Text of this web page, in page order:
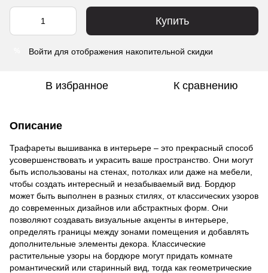
Купить
Войти для отображения накопительной скидки
В избранное К сравнению
Описание
Трафареты вышиванка в интерьере – это прекрасный способ
усовершенствовать и украсить ваше пространство. Они могут
быть использованы на стенах, потолках или даже на мебели,
чтобы создать интересный и незабываемый вид. Бордюр
может быть выполнен в разных стилях, от классических узоров
до современных дизайнов или абстрактных форм. Они
позволяют создавать визуальные акценты в интерьере,
определять границы между зонами помещения и добавлять
дополнительные элементы декора. Классические
растительные узоры на бордюре могут придать комнате
романтический или старинный вид, тогда как геометрические